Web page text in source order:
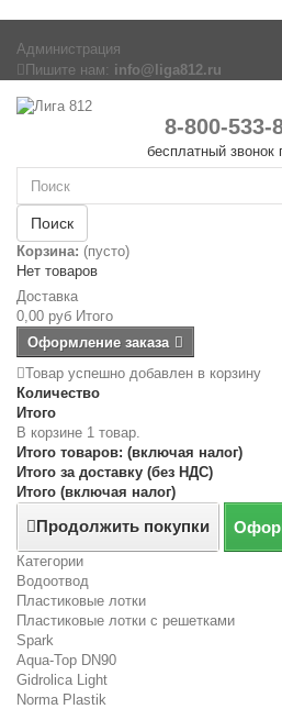
Администрация
Пишите нам: info@liga812.ru
8-800-533-
бесплатный звонок
Поиск
Корзина: (пусто)
Нет товаров
Доставка
0,00 руб Итого
Оформление заказа
Товар успешно добавлен в корзину
Количество
Итого
В корзине 1 товар.
Итого товаров: (включая налог)
Итого за доставку (без НДС)
Итого (включая налог)
Продолжить покупки
Категории
Водоотвод
Пластиковые лотки
Пластиковые лотки с решетками
Spark
Aqua-Top DN90
Gidrolica Light
Norma Plastik